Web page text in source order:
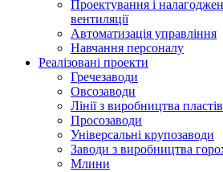
Проектування і
вентиляції
Автоматизація управління
Навчання персоналу
Реалізовані проекти
Гречезаводи
Овсозаводи
Лінії з виробництва
Просозаводи
Універсальні крупозаводи
Заводи з виробництва
Млини